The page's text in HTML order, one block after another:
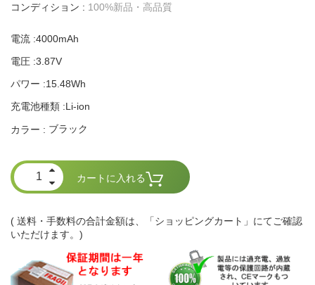
コンディション : 100%新品・高品質
電流 :4000mAh
電圧 :3.87V
パワー :15.48Wh
充電池種類 :Li-ion
カラー : ブラック
カートに入れる
( 送料・手数料の合計金額は、「ショッピングカート」にてご確認
いただけます。)